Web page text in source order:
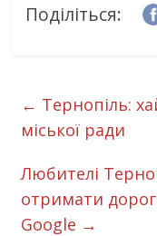
Поділіться:
← Тернопіль:
міської ради
Любителі
отримати
Google →